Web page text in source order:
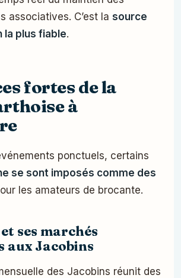
associatives. C’est la source
la plus fiable.
fortes de la
à
ponctuels, certains
se sont imposés comme des
les amateurs de brocante.
ses marchés
aux Jacobins
des Jacobins réunit des